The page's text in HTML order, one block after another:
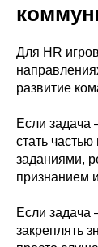
Для HR
развитие
Если задача
стать
заданиями,
признанием
Если задача
закреплять